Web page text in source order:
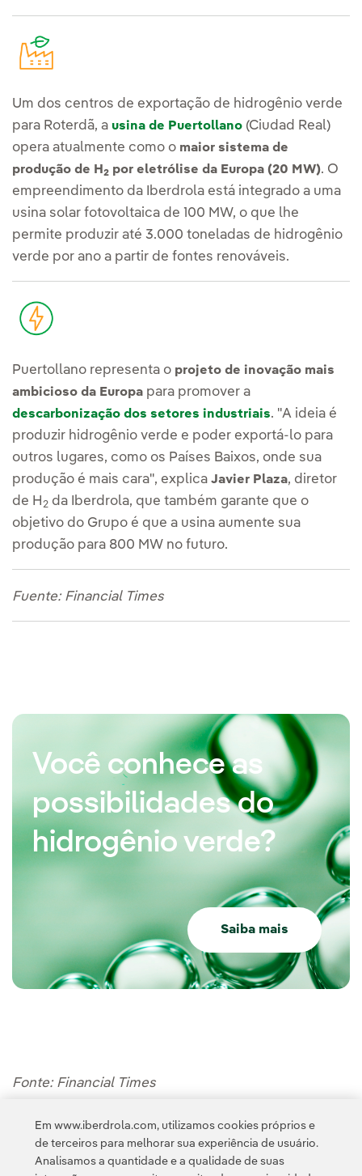
Um dos centros de exportação de hidrogênio verde
para Roterdã, a usina de Puertollano (Ciudad Real)
opera atualmente como o maior sistema de
produção de H2 por eletrólise da Europa (20 MW). O
empreendimento da Iberdrola está integrado a uma
usina solar fotovoltaica de 100 MW, o que lhe
permite produzir até 3.000 toneladas de hidrogênio
verde por ano a partir de fontes renováveis.
Puertollano representa o projeto de inovação mais
ambicioso da Europa para promover a
descarbonização dos setores industriais. "A ideia é
produzir hidrogênio verde e poder exportá-lo para
outros lugares, como os Países Baixos, onde sua
produção é mais cara", explica Javier Plaza, diretor
de H 2 da Iberdrola, que também garante que o
objetivo do Grupo é que a usina aumente sua
produção para 800 MW no futuro.
Fuente: Financial Times
Você conhece as
possibilidades do
hidrogênio verde?
Saiba mais
Fonte: Financial Times
Em www.iberdrola.com, utilizamos cookies próprios e
de terceiros para melhorar sua experiência de usuário.
Analisamos a quantidade e a qualidade de suas